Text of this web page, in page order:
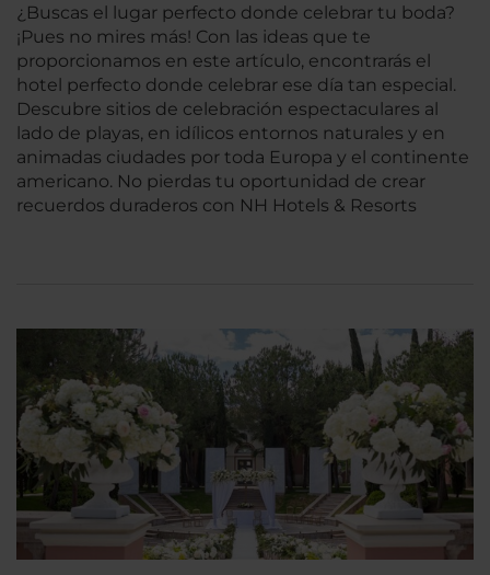
¿Buscas el lugar perfecto donde celebrar tu boda?
¡Pues no mires más! Con las ideas que te
proporcionamos en este artículo, encontrarás el
hotel perfecto donde celebrar ese día tan especial.
Descubre sitios de celebración espectaculares al
lado de playas, en idílicos entornos naturales y en
animadas ciudades por toda Europa y el continente
americano. No pierdas tu oportunidad de crear
recuerdos duraderos con NH Hotels & Resorts